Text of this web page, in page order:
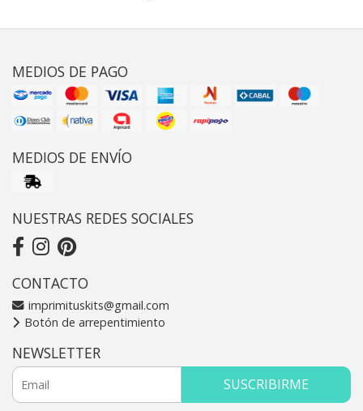
MEDIOS DE PAGO
MEDIOS DE ENVÍO
NUESTRAS REDES SOCIALES
CONTACTO
imprimituskits@gmail.com
Botón de arrepentimiento
NEWSLETTER
SUSCRIBIRME